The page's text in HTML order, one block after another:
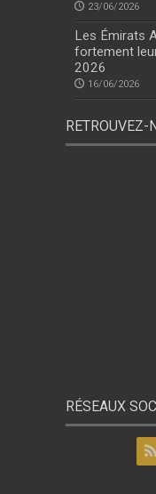
23/06/2026
Les Émirats
fortement
2026
16/06/2026
RETROUVEZ-
RÉSEAUX